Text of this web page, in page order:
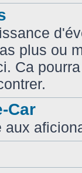
plus ou
Ca
Car
aux